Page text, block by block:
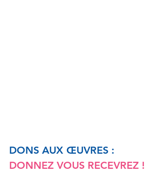
DONS AUX ŒUVRES :
DONNEZ VOUS RECEVREZ !